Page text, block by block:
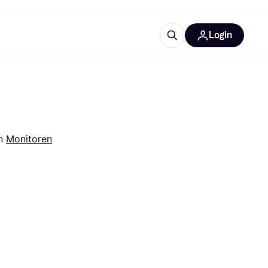
Login
Monitoren